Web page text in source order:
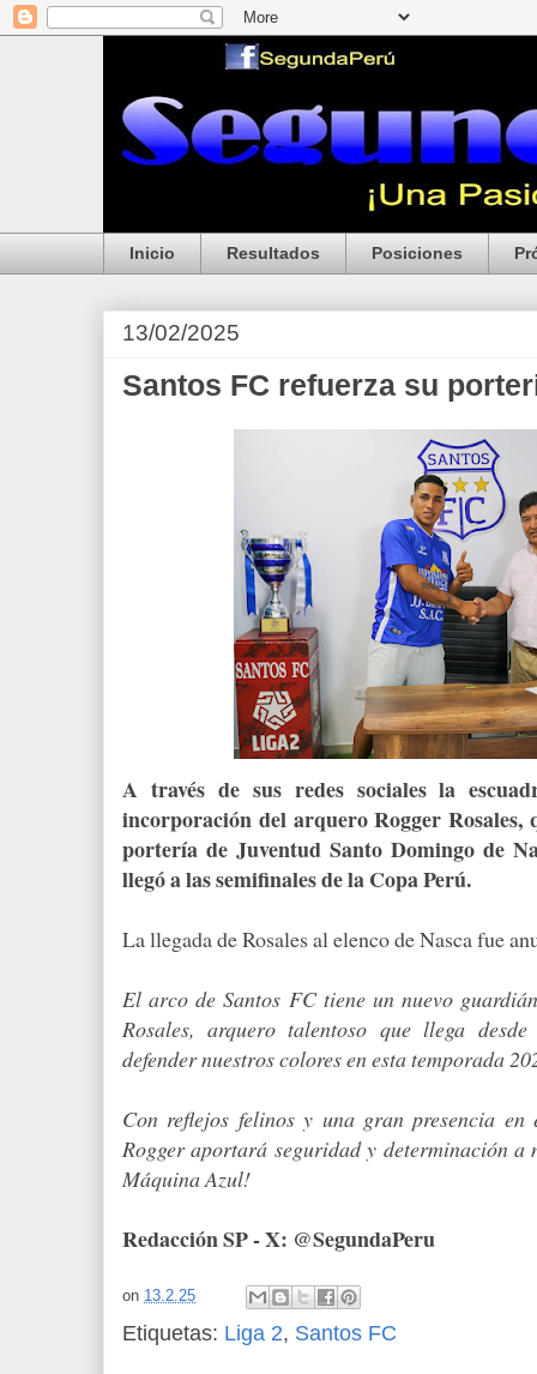
Inicio Resultados Posiciones
13/02/2025
Santos FC refuerza su
A través de sus redes sociales la
incorporación del arquero Rogger Rosales,
portería de Juventud Santo Domingo de
llegó a las semifinales de la Copa Perú.
La llegada de Rosales al elenco de Nasca fue
El arco de Santos FC tiene un nuevo
Rosales, arquero talentoso que llega
defender nuestros colores en esta temporada
Con reflejos felinos y una gran presencia en
Rogger aportará seguridad y determinación a
Máquina Azul!
Redacción SP - X: @SegundaPeru
on 13.2.25
Etiquetas: Liga 2, Santos FC